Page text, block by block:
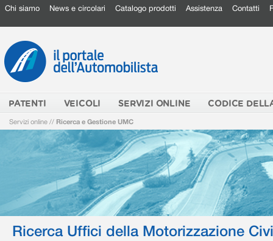
Chi siamo News e circolari Catalogo prodotti Assistenza Contatti
PATENTI VEICOLI SERVIZI ONLINE CODICE
Servizi online // Ricerca e Gestione UMC
Ricerca Uffici della Motorizzazione